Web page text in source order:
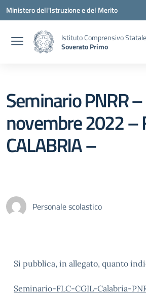
Vai ai contenuti
Vai al menu di navigazione
Vai al footer
Ministero dell'Istruzione e del Merito
Istituto Comprensivo Statale
Soverato Primo
Seminario PNRR
novembre 2022 –
CALABRIA –
Personale scolastico
Si pubblica, in allegato, quanto
Seminario-FLC-CGIL-Calabria-